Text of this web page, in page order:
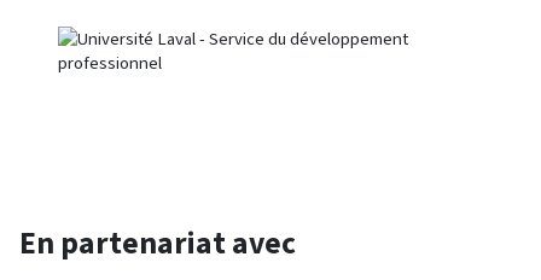
En partenariat avec